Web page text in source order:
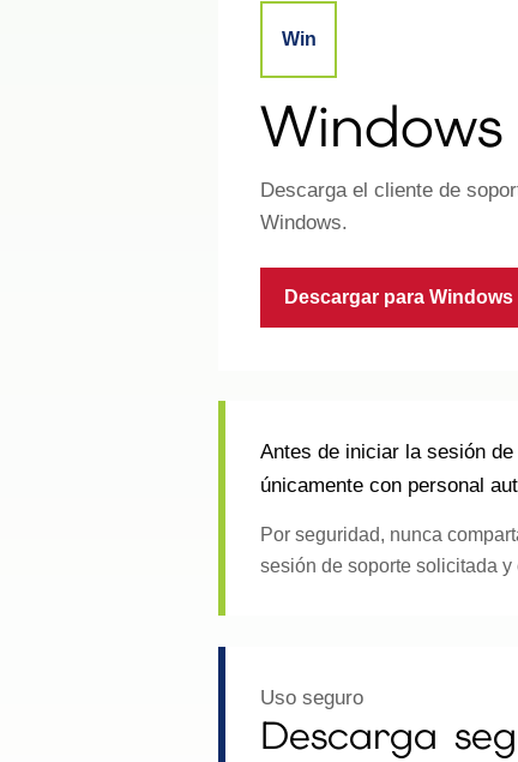
Win
Windows
Descarga el cliente de
Windows.
Descargar para Windows
Antes de iniciar la sesión
únicamente con personal
Por seguridad, nunca
sesión de soporte solicitada y
Uso seguro
Descarga